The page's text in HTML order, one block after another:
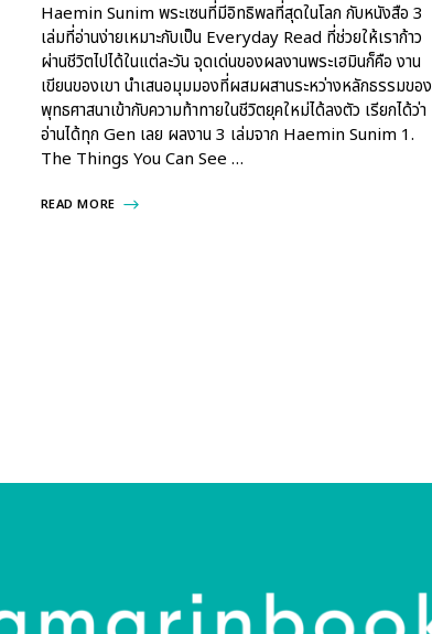
Haemin Sunim พระเซนที่มีอิทธิพลที่สุดในโลก กับหนังสือ 3
เล่มที่อ่านง่ายเหมาะกับเป็น Everyday Read ที่ช่วยให้เราก้าว
ผ่านชีวิตไปได้ในแต่ละวัน จุดเด่นของผลงานพระเฮมินก็คือ งาน
เขียนของเขา นำเสนอมุมมองที่ผสมผสานระหว่างหลักธรรมของ
พุทธศาสนาเข้ากับความท้าทายในชีวิตยุคใหม่ได้ลงตัว เรียกได้ว่า
อ่านได้ทุก Gen เลย ผลงาน 3 เล่มจาก Haemin Sunim 1.
The Things You Can See …
READ MORE